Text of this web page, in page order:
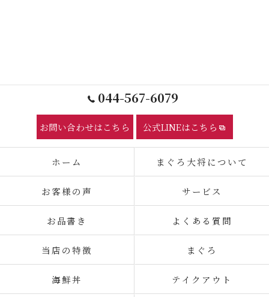
044-567-6079
お問い合わせはこちら 公式LINEはこちら
ホーム まぐろ大将について
お客様の声 サービス
お品書き よくある質問
当店の特徴 まぐろ
海鮮丼 テイクアウト